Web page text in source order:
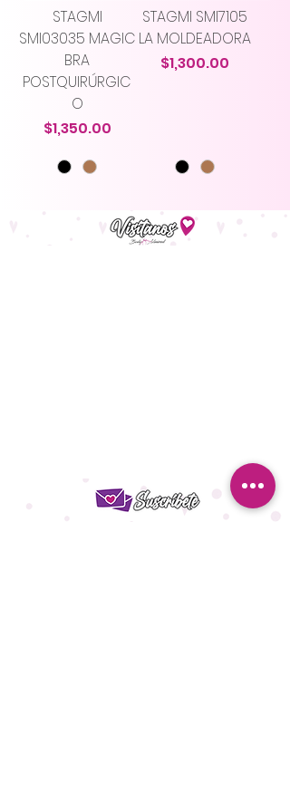
STAGMI
SMI03035 MAGIC
BRA
POSTQUIRÚRGIC
O
Precio
$1,350.00
STAGMI SMI7105
LA MOLDEADORA
Precio
$1,300.00